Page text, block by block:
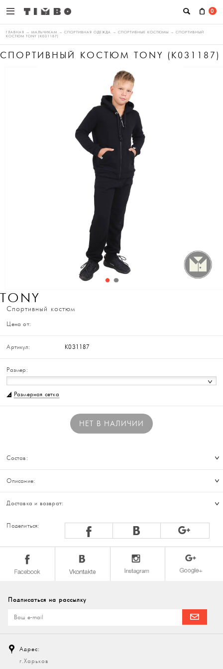
0
ГЛАВНАЯ → МАЛЬЧИКАМ → СПОРТИВНАЯ ОДЕЖДА → СПОРТИВНЫЕ КОСТЮМЫ → СПОРТИВНЫЙ
КОСТЮМ TONY (K031187)
СПОРТИВНЫЙ КОСТЮМ TONY (K031187)
TONY
Спортивный костюм
Цена от:
Артикул: K031187
Размер:
Размерная сетка
НЕТ В НАЛИЧИИ
Состав:
Описание:
Доставка и возврат:
Поделиться:
Подписаться на рассылку
Адрес:
г.Харьков